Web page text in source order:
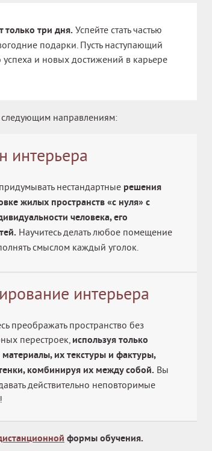
только три дня. Успейте стать частью
подарки. Пусть наступающий
и новых достижений в карьере
следующим направлениям:
интерьера
нестандартные решения
жилых пространств «с нуля» с
человека, его
Научитесь делать любое помещение
смыслом каждый уголок.
интерьера
преображать пространство без
перестроек, используя только
их текстуры и фактуры,
комбинируя их между собой. Вы
действительно неповторимые
формы обучения.